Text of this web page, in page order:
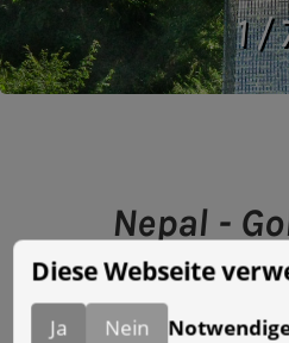
1 /
Nepal -
im
Diese Webseite
Ja Nein